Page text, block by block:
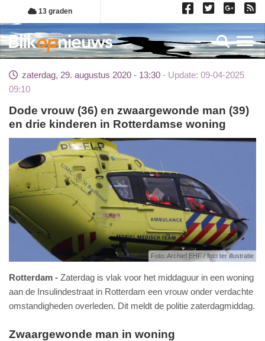
Overslaan
en
naar
de
gaan
13 graden
zaterdag, 29. augustus 2020 - 13:30
Update: 09-04-2025
09:10
Dode vrouw (36) en zwaargewonde man (39)
en drie kinderen in Rotterdamse woning
Foto: Archief EHF / foto ter illustratie
Rotterdam
Zaterdag is vlak voor het middaguur in een woning
aan de Insulindestraat in Rotterdam een vrouw onder verdachte
omstandigheden overleden. Dit meldt de politie zaterdagmiddag.
Zwaargewonde man in woning